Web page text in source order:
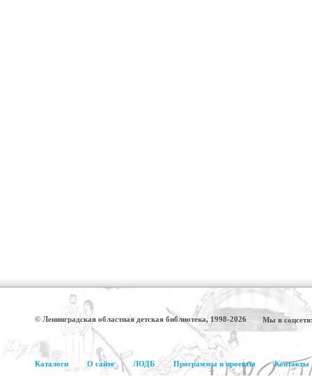
© Ленинградская областная детская библиотека, 1998-2026 Мы в
Каталоги О сайте ЛОДБ Программы и проекты Контакты